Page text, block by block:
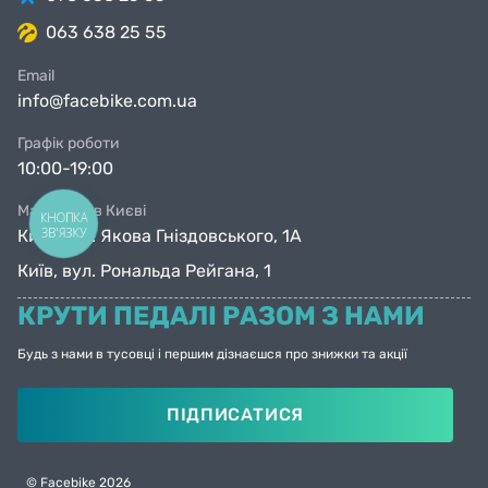
Размер колес 14";
Рама: сталь;
В оригинальной комплектации:
колеса.
Остерегайтесь подделок!Оригинальные
обязательно поставляются с Сертификатом
063 638 25 55
Email
info@facebike.com.ua
Графік роботи
10:00-19:00
Магазини в Києві
Київ, вул. Якова Гніздовського, 1А
Київ, вул. Рональда Рейгана, 1
КРУТИ ПЕДАЛІ РАЗОМ З НАМИ
Будь з нами в тусовці і першим дізнаєшся про знижки та акції
ПІДПИСАТИСЯ
© Facebike 2026
КНОПКА
ЗВ'ЯЗКУ